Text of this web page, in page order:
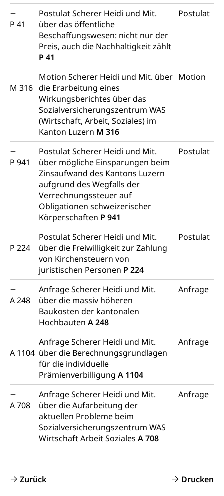
P 41
Postulat Scherer Heidi und Mit.
über das öffentliche
Beschaffungswesen: nicht nur der
Preis, auch die Nachhaltigkeit zählt
P 41
Postulat
M 316
Motion Scherer Heidi und Mit. über
die Erarbeitung eines
Wirkungsberichtes über das
Sozialversicherungszentrum WAS
(Wirtschaft, Arbeit, Soziales) im
Kanton Luzern M 316
Motion
P 941
Postulat Scherer Heidi und Mit.
über mögliche Einsparungen beim
Zinsaufwand des Kantons Luzern
aufgrund des Wegfalls der
Verrechnungssteuer auf
Obligationen schweizerischer
Körperschaften P 941
Postulat
P 224
Postulat Scherer Heidi und Mit.
über die Freiwilligkeit zur Zahlung
von Kirchensteuern von
juristischen Personen P 224
Postulat
A 248
Anfrage Scherer Heidi und Mit.
über die massiv höheren
Baukosten der kantonalen
Hochbauten A 248
Anfrage
A 1104
Anfrage Scherer Heidi und Mit.
über die Berechnungsgrundlagen
für die individuelle
Prämienverbilligung A 1104
Anfrage
A 708
Anfrage Scherer Heidi und Mit.
über die Aufarbeitung der
aktuellen Probleme beim
Sozialversicherungszentrum WAS
Wirtschaft Arbeit Soziales A 708
Anfrage
Zurück Drucken
Finanzausgleich, Einkommenssteuer, Kopfsteuer,
Personalsteuer, Haushaltssteuer, Vermögenssteuer,
Verrechnungssteuer, Quellensteuer,
Grundstückgewinnsteuer, Liegenschaftssteuer,
Handänderungssteuer, Grundsteuer, Kirchensteuer,
Gewerbesteuer, Vergnügungssteuer,
Reklameplakatsteuer, Verkehrssteuer,
Erbschaftssteuer, Schenkungssteuer, Gewinn- und
Kapitalsteuer
Steuern (Dienststelle)
Ombudsstellen
Vermittler, Vermittlungsstelle, Schlichtungsstelle,
Vermittlung, Schlichtung, Mediation
Umgang mit Beschwerden (Volksschulen)
Beschwerde Strassenverkehrsamt
Beschwerdestelle Spitäler
Schlichtungsstelle SEG
Rassismus
Diskriminierung, Fremdenfeindlichkeit,
Gleichberechtigung
Anlaufstelle Schutz vor Diskriminierung
(fabia)
Schutz vor Diskriminierung
Strafregister und Strafverfahren
Strafrecht, Strafrechtspflege, Gerichtsverfahren,
Strafregistereintrag, Strafregisterauszug,
Kriminalität
Strafverfahren Staatsanwaltschaft
Strafregisterauszug bestellen (EJPD)
Vormundschaft
Vormund, Amtsvormund, Mündel,
Vormundschaftsbehörde, Kindesschutz,
Jugendschutz
Kindes- und Erwachsenenschutz KESB
Kindes- und Erwachsenenschutzbehörden im
Kanton Luzern
Umwelt und Bauen
Abfall
Abfallentsorgung, Kehrichtabfuhr, Müllabfuhr
Abfall und Entsorgung
Gemeindeverbände für Abfallentsorgung
Boden, Natur und Landschaft
Bodenschutz, Landschaftsschutz, Gewässerschutz,
Naturschutz, Umweltschutz
Natur (Dienststelle Landwirtschaft und
Natur- und Lanschaftsschutz (GEO-Portal
Chemie und Gifte
Sonderabfälle und Gifte (Umweltberatung
Eigentum